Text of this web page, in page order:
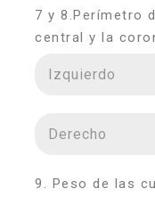
7 y 8.Perímetro
central y la
9. Peso de las